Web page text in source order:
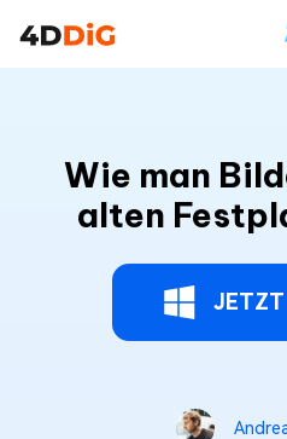
Wie man
alten
JETZT